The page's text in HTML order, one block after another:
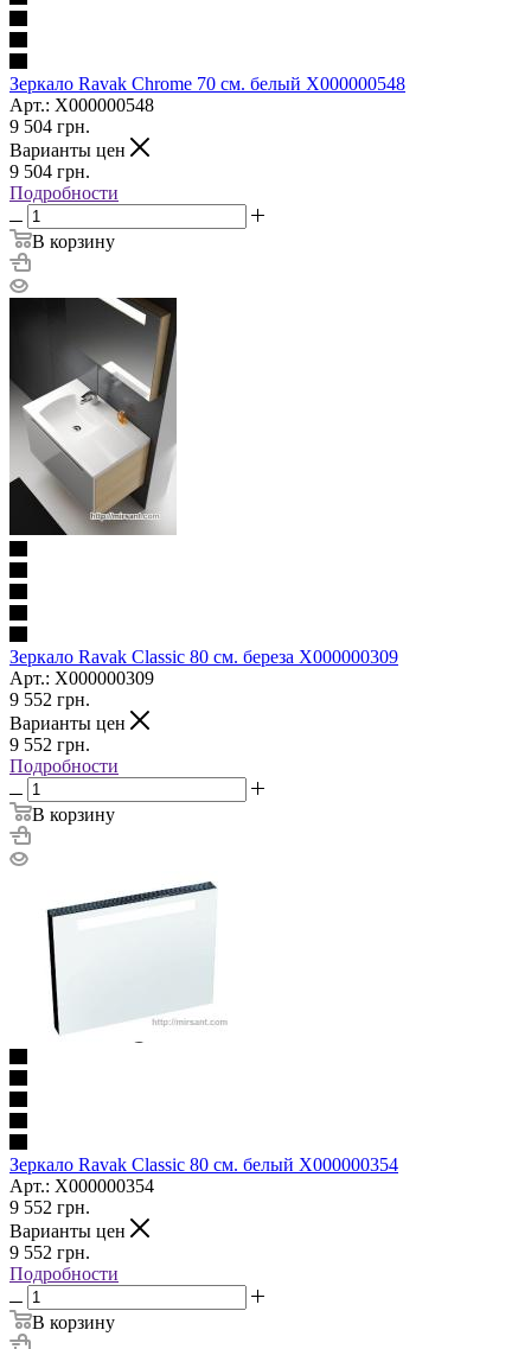
Зеркало Ravak Chrome 70 см. белый X000000548
Арт.: X000000548
9 504 грн.
Варианты цен
9 504 грн.
Подробности
В корзину
Зеркало Ravak Classic 80 см. береза X000000309
Арт.: X000000309
9 552 грн.
Варианты цен
9 552 грн.
Подробности
В корзину
Зеркало Ravak Classic 80 см. белый X000000354
Арт.: X000000354
9 552 грн.
Варианты цен
9 552 грн.
Подробности
В корзину